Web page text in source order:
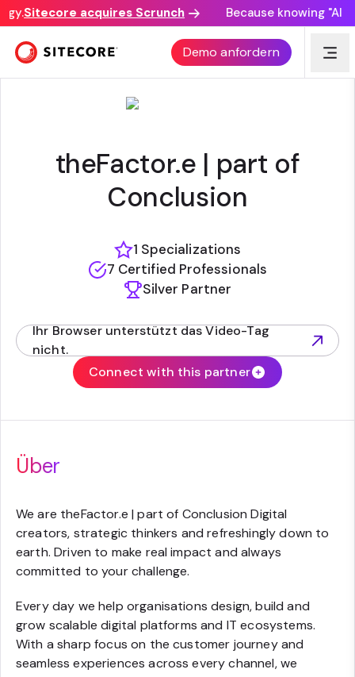
Sitecore acquires Scrunch Because knowing "AI
Demo anfordern
THEFACTOR.E B.V.
theFactor.e | part of
Conclusion
1 Specializations
7 Certified Professionals
Silver Partner
Ihr Browser unterstützt das Video-Tag
nicht.
(opens in new tab)
Connect with this partner
Über
We are theFactor.e | part of Conclusion Digital
creators, strategic thinkers and refreshingly down to
earth. Driven to make real impact and always
committed to your challenge.
Every day we help organisations design, build and
grow scalable digital platforms and IT ecosystems.
With a sharp focus on the customer journey and
seamless experiences across every channel, we